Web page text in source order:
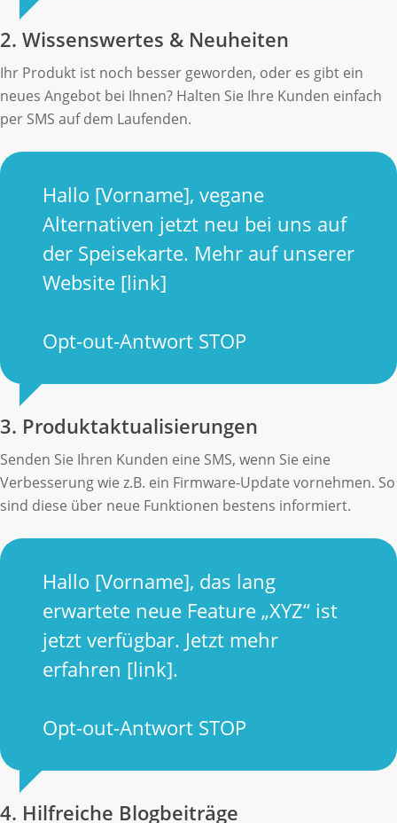
2. Wissenswertes & Neuheiten
Ihr Produkt ist noch besser geworden, oder es gibt ein
neues Angebot bei Ihnen? Halten Sie Ihre Kunden einfach
per SMS auf dem Laufenden.
Hallo [Vorname], vegane
Alternativen jetzt neu bei uns auf
der Speisekarte. Mehr auf unserer
Website [link]
Opt-out-Antwort STOP
3. Produktaktualisierungen
Senden Sie Ihren Kunden eine SMS, wenn Sie eine
Verbesserung wie z.B. ein Firmware-Update vornehmen. So
sind diese über neue Funktionen bestens informiert.
Hallo [Vorname], das lang
erwartete neue Feature „XYZ“ ist
jetzt verfügbar. Jetzt mehr
erfahren [link].
Opt-out-Antwort STOP
4. Hilfreiche Blogbeiträge